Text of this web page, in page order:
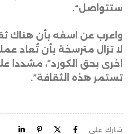
ستتواصل“.
واعرب عن اسفه بأن هناك
لا تزال مترسخة بأن تُعاد
اخرى بحق الكورد”، مشددا
تستمر هذه الثقافة”.
شارك على